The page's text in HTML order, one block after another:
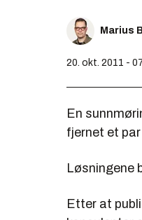
Marius
20. okt. 2011 -
En
fjernet et
Løsningene
Etter at